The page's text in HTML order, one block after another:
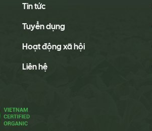
Tin tức
Tuyển dụng
Hoạt động xã hội
Liên hệ